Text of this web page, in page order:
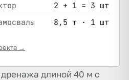
2 + 1 = 3 шт
8,5 т · 1 шт
→
длиной 40 м с